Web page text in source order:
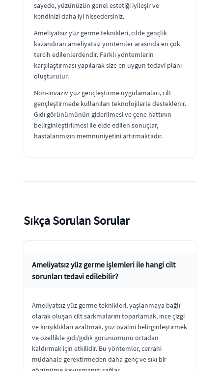
sayede, yüzünüzün genel estetiği iyileşir ve
kendinizi daha iyi hissedersiniz.
Ameliyatsız yüz germe teknikleri, cilde gençlik
kazandıran ameliyatsız yöntemler arasında en çok
tercih edilenlerdendir. Farklı yöntemlerin
karşılaştırması yapılarak size en uygun tedavi planı
oluşturulur.
Non-invaziv yüz gençleştirme uygulamaları, cilt
gençleştirmede kullanılan teknolojilerle desteklenir.
Gıdı görünümünün giderilmesi ve çene hattının
belirginleştirilmesi ile elde edilen sonuçlar,
hastalarımızın memnuniyetini artırmaktadır.
Sıkça Sorulan Sorular
Ameliyatsız yüz germe işlemleri ile hangi cilt
sorunları tedavi edilebilir?
Ameliyatsız yüz germe teknikleri, yaşlanmaya bağlı
olarak oluşan cilt sarkmalarını toparlamak, ince çizgi
ve kırışıklıkları azaltmak, yüz ovalini belirginleştirmek
ve özellikle gıdı/gıdık görünümünü ortadan
kaldırmak için etkilidir. Bu yöntemler, cerrahi
müdahale gerektirmeden daha genç ve sıkı bir